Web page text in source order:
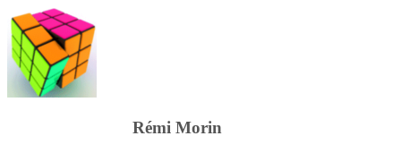
Rémi Morin